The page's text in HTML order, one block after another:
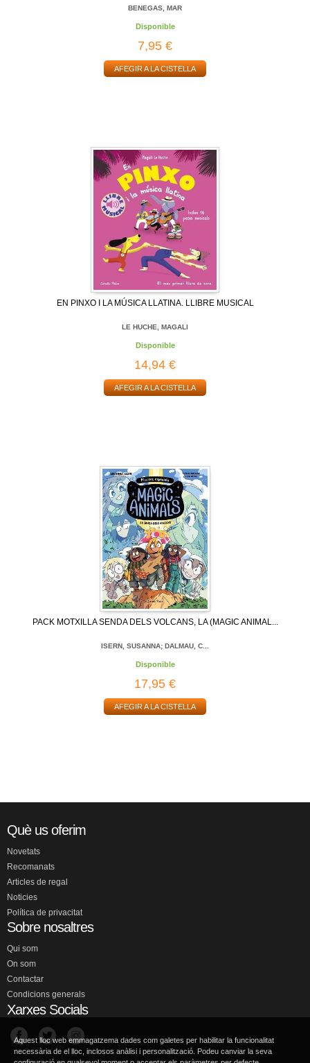
BENEGAS, MAR
Disponible
7,95 €
AFEGIR A LA CISTELLA
EN PINXO I LA MÚSICA LLATINA. LLIBRE MUSICAL
LE HUCHE, MAGALI
Disponible
14,94 €
AFEGIR A LA CISTELLA
PACK MOTXILLA SENDA DELS VOLCANS, LA (MAGIC ANIMAL...
ISERN, SUSANNA; DALMAU, C...
Disponible
17,95 €
AFEGIR A LA CISTELLA
Què us oferim
Novetats
Recomanats
Articles de regal
Noticies
Política de privacitat
Sobre nosaltres
Qui som
On som
Contactar
Condicions generals
Xarxes Socials
Aquest lloc web emmagatzema dades com galetes per habilitar la funcionalitat
necessària de el lloc, inclosos anàlisi i personalització. Podeu canviar la seva